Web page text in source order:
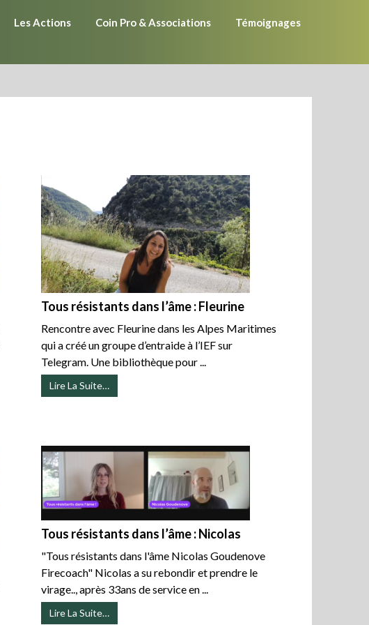
Les Actions Coin Pro & Associations Témoignages
Tous résistants dans l’âme : Fleurine
Rencontre avec Fleurine dans les Alpes Maritimes
qui a créé un groupe d’entraide à l’IEF sur
Telegram. Une bibliothèque pour ...
Lire La Suite…
Tous résistants dans l’âme : Nicolas
"Tous résistants dans l'âme Nicolas Goudenove
Firecoach" Nicolas a su rebondir et prendre le
virage.., après 33ans de service en ...
Lire La Suite…